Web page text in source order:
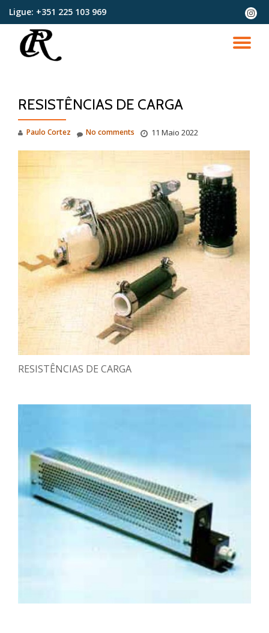
content
Ligue: +351 225 103 969
fa-
RESISTÊNCIAS DE CARGA
Paulo Cortez 11 Maio 2022
No comments
RESISTÊNCIAS DE CARGA